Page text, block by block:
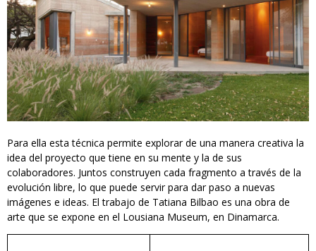
Para ella esta técnica permite explorar de una manera creativa la
idea del proyecto que tiene en su mente y la de sus
colaboradores. Juntos construyen cada fragmento a través de la
evolución libre, lo que puede servir para dar paso a nuevas
imágenes e ideas. El trabajo de Tatiana Bilbao es una obra de
arte que se expone en el Lousiana Museum, en Dinamarca.